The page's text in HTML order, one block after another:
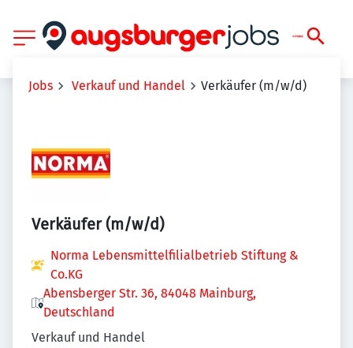
Jobs Verkauf und Handel Verkäufer (m/w/d)
Verkäufer (m/w/d)
Norma Lebensmittelfilialbetrieb Stiftung &
Co.KG
Abensberger Str. 36, 84048 Mainburg,
Deutschland
Verkauf und Handel